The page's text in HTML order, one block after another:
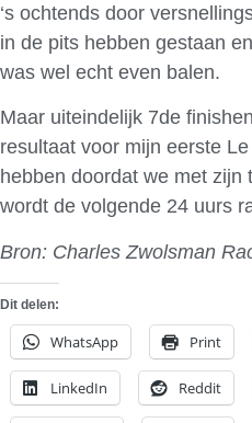
‘s ochtends door
in de pits hebben gestaan
was wel echt even balen.
Maar uiteindelijk 7de
resultaat voor mijn eerste
hebben doordat we met zijn
wordt de volgende 24 uurs
Bron: Charles Zwolsman
Dit delen:
WhatsApp Print
LinkedIn Reddit